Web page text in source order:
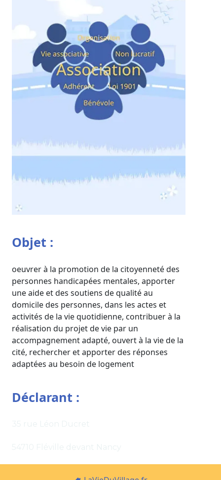
Objet :
oeuvrer à la promotion de la citoyenneté des
personnes handicapées mentales, apporter
une aide et des soutiens de qualité au
domicile des personnes, dans les actes et
activités de la vie quotidienne, contribuer à la
réalisation du projet de vie par un
accompagnement adapté, ouvert à la vie de la
cité, rechercher et apporter des réponses
adaptées au besoin de logement
Déclarant :